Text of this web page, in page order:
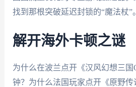
找到那根突破延迟封锁的“魔法杖”。
解开海外卡顿之谜
为什么在波兰点开《汉风幻想三
钟？为什么法国玩家点开《原野